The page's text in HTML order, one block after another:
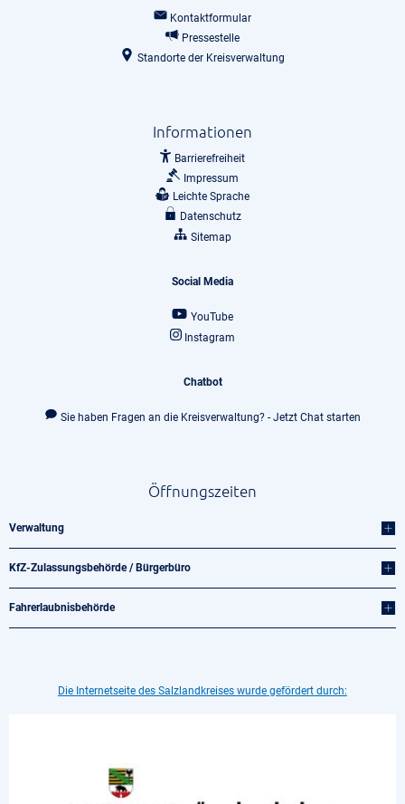
Kontaktformular
Pressestelle
Standorte der Kreisverwaltung
Informationen
Barrierefreiheit
Impressum
Leichte Sprache
Datenschutz
Sitemap
Social Media
YouTube
Instagram
Chatbot
Sie haben Fragen an die Kreisverwaltung? - Jetzt Chat starten
Öffnungszeiten
Verwaltung
KfZ-Zulassungsbehörde / Bürgerbüro
Fahrerlaubnisbehörde
Die Internetseite des Salzlandkreises wurde gefördert durch: